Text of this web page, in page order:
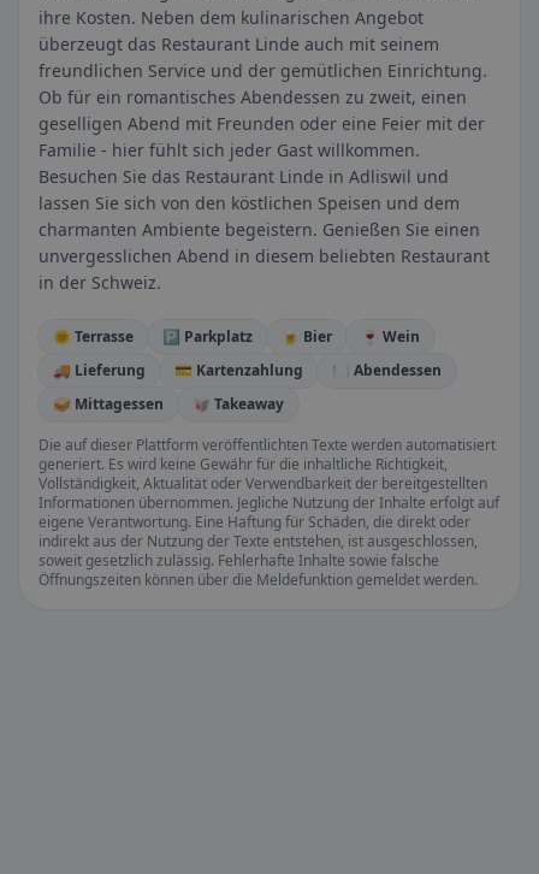
ihre Kosten. Neben dem kulinarischen Angebot
überzeugt das Restaurant Linde auch mit seinem
freundlichen Service und der gemütlichen Einrichtung.
Ob für ein romantisches Abendessen zu zweit, einen
geselligen Abend mit Freunden oder eine Feier mit der
Familie - hier fühlt sich jeder Gast willkommen.
Besuchen Sie das Restaurant Linde in Adliswil und
lassen Sie sich von den köstlichen Speisen und dem
charmanten Ambiente begeistern. Genießen Sie einen
unvergesslichen Abend in diesem beliebten Restaurant
in der Schweiz.
🌞 Terrasse 🅿️ Parkplatz 🍺 Bier
🍷 Wein
🚚 Lieferung
💳 Kartenzahlung
🍽️ Abendessen
🥪 Mittagessen
🥡 Takeaway
Die auf dieser Plattform veröffentlichten Texte werden automatisiert
generiert. Es wird keine Gewähr für die inhaltliche Richtigkeit,
Vollständigkeit, Aktualität oder Verwendbarkeit der bereitgestellten
Informationen übernommen. Jegliche Nutzung der Inhalte erfolgt auf
eigene Verantwortung. Eine Haftung für Schäden, die direkt oder
indirekt aus der Nutzung der Texte entstehen, ist ausgeschlossen,
soweit gesetzlich zulässig. Fehlerhafte Inhalte sowie falsche
Öffnungszeiten können über die Meldefunktion gemeldet werden.